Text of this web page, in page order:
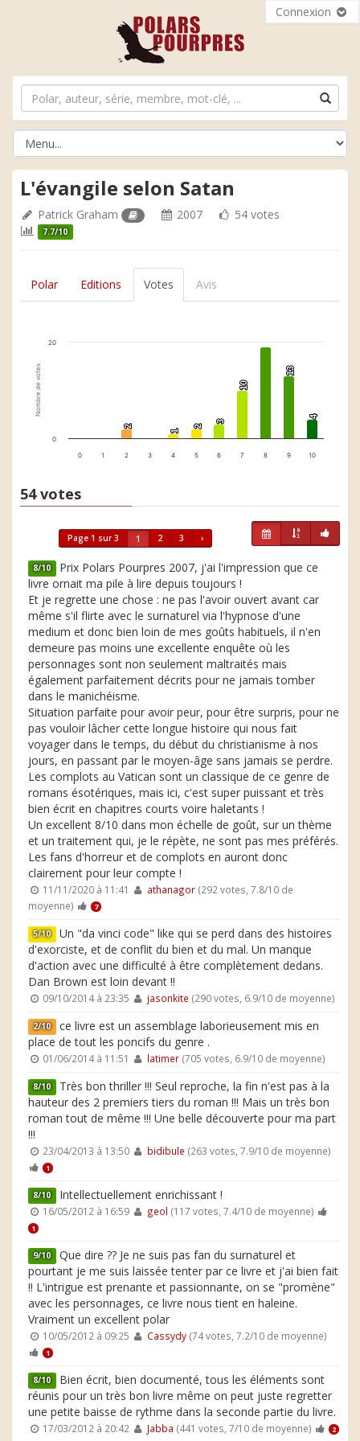
Connexion
L'évangile selon Satan
Patrick Graham 2007 54 votes
7.7/10
Polar Editions Votes Avis
Nombre de votes
2
2
1
1
2
2
3
3
10
10
13
13
4
4
0 1 2 3 4 5 6 7 8 9 10
0
20
54 votes
Page 1 sur 3 1 2 3 ›
8/10 Prix Polars Pourpres 2007, j'ai l'impression que ce
livre ornait ma pile à lire depuis toujours !
Et je regrette une chose : ne pas l'avoir ouvert avant car
même s'il flirte avec le surnaturel via l'hypnose d'une
medium et donc bien loin de mes goûts habituels, il n'en
demeure pas moins une excellente enquête où les
personnages sont non seulement maltraités mais
également parfaitement décrits pour ne jamais tomber
dans le manichéisme.
Situation parfaite pour avoir peur, pour être surpris, pour ne
pas vouloir lâcher cette longue histoire qui nous fait
voyager dans le temps, du début du christianisme à nos
jours, en passant par le moyen-âge sans jamais se perdre.
Les complots au Vatican sont un classique de ce genre de
romans ésotériques, mais ici, c'est super puissant et très
bien écrit en chapitres courts voire haletants !
Un excellent 8/10 dans mon échelle de goût, sur un thème
et un traitement qui, je le répète, ne sont pas mes préférés.
Les fans d'horreur et de complots en auront donc
clairement pour leur compte !
11/11/2020 à 11:41 athanagor(292 votes, 7.8/10 de
moyenne)
7
5/10 Un "da vinci code" like qui se perd dans des histoires
d'exorciste, et de conflit du bien et du mal. Un manque
d'action avec une difficulté à être complètement dedans.
Dan Brown est loin devant !!
09/10/2014 à 23:35 jasonkite (290 votes, 6.9/10 de moyenne)
2/10 ce livre est un assemblage laborieusement mis en
place de tout les poncifs du genre .
01/06/2014 à 11:51 latimer(705 votes, 6.9/10 de moyenne)
8/10 Très bon thriller !!! Seul reproche, la fin n'est pas à la
hauteur des 2 premiers tiers du roman !!! Mais un très bon
roman tout de même !!! Une belle découverte pour ma part
!!!
23/04/2013 à 13:50 bidibule (263 votes, 7.9/10 de moyenne)
1
8/10 Intellectuellement enrichissant !
16/05/2012 à 16:59 geol (117 votes, 7.4/10 de moyenne)
1
9/10 Que dire ?? Je ne suis pas fan du surnaturel et
pourtant je me suis laissée tenter par ce livre et j'ai bien fait
!! L'intrigue est prenante et passionnante, on se "promène"
avec les personnages, ce livre nous tient en haleine.
Vraiment un excellent polar
10/05/2012 à 09:25 Cassydy(74 votes, 7.2/10 de moyenne)
1
8/10 Bien écrit, bien documenté, tous les éléments sont
réunis pour un très bon livre même on peut juste regretter
une petite baisse de rythme dans la seconde partie du livre.
17/03/2012 à 20:42 Jabba (441 votes, 7/10 de moyenne) 2